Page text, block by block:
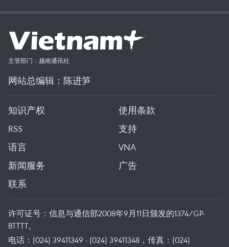
主管部门：越南通讯社
网站总编辑：陈进笋
知识产权
使用条款
RSS
支持
语言
VNA
新闻服务
广告
联系
许可证号：信息与通信部2008年9月11日颁发的1374/GP-
BTTTT。
电话：(024) 39411349 - (024) 39411348，传真：(024)